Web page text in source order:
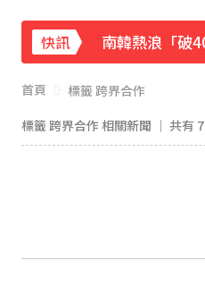
快訊 南韓熱浪「破
《理財達人秀
《半澤直樹》
涉製毒、跨
美國抗癌網
下載東森App
首頁
標籤 跨界合作
標籤 跨界合作 相關新聞 │ 共有 7